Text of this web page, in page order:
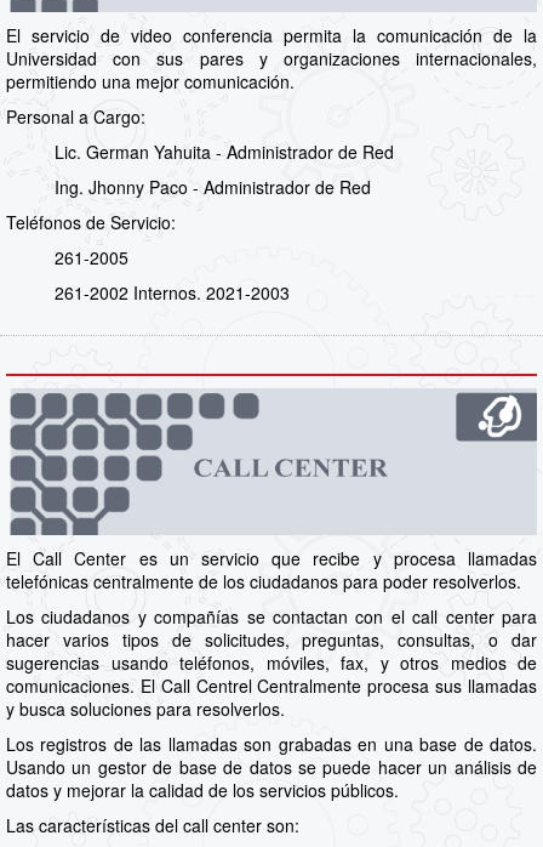
El servicio de video conferencia permita la comunicación de la
Universidad con sus pares y organizaciones internacionales,
permitiendo una mejor comunicación.
Personal a Cargo:
Lic. German Yahuita - Administrador de Red
Ing. Jhonny Paco - Administrador de Red
Teléfonos de Servicio:
261-2005
261-2002 Internos. 2021-2003
El Call Center es un servicio que recibe y procesa llamadas
telefónicas centralmente de los ciudadanos para poder resolverlos.
Los ciudadanos y compañías se contactan con el call center para
hacer varios tipos de solicitudes, preguntas, consultas, o dar
sugerencias usando teléfonos, móviles, fax, y otros medios de
comunicaciones. El Call Centrel Centralmente procesa sus llamadas
y busca soluciones para resolverlos.
Los registros de las llamadas son grabadas en una base de datos.
Usando un gestor de base de datos se puede hacer un análisis de
datos y mejorar la calidad de los servicios públicos.
Las características del call center son: